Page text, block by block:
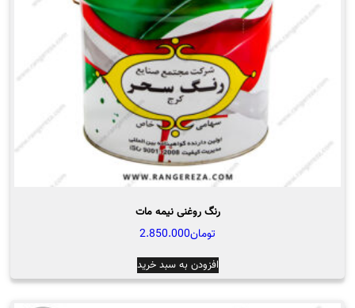
است
در
صفحه
محصول
انتخاب
شوند
رنگ روغنی نیمه مات
تومان2.850.000
افزودن به سبد خرید